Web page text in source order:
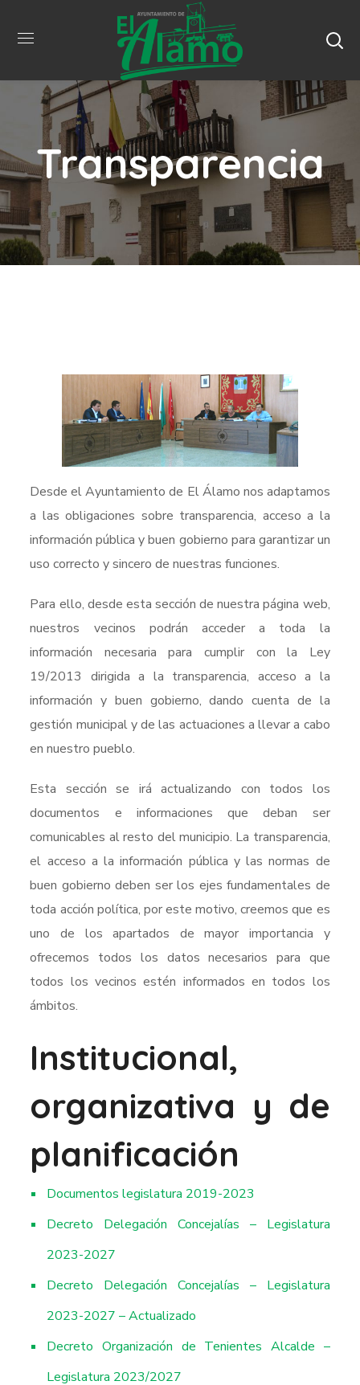
Transparencia
Desde el Ayuntamiento de El Álamo nos adaptamos
a las obligaciones sobre transparencia, acceso a la
información pública y buen gobierno para garantizar un
uso correcto y sincero de nuestras funciones.
Para ello, desde esta sección de nuestra página web,
nuestros vecinos podrán acceder a toda la
información necesaria para cumplir con la Ley
19/2013 dirigida a la transparencia, acceso a la
información y buen gobierno, dando cuenta de la
gestión municipal y de las actuaciones a llevar a cabo
en nuestro pueblo.
Esta sección se irá actualizando con todos los
documentos e informaciones que deban ser
comunicables al resto del municipio. La transparencia,
el acceso a la información pública y las normas de
buen gobierno deben ser los ejes fundamentales de
toda acción política, por este motivo, creemos que es
uno de los apartados de mayor importancia y
ofrecemos todos los datos necesarios para que
todos los vecinos estén informados en todos los
ámbitos.
Institucional,
organizativa y de
planificación
Documentos legislatura 2019-2023
Decreto Delegación Concejalías – Legislatura
2023-2027
Decreto Delegación Concejalías – Legislatura
2023-2027 – Actualizado
Decreto Organización de Tenientes Alcalde –
Legislatura 2023/2027